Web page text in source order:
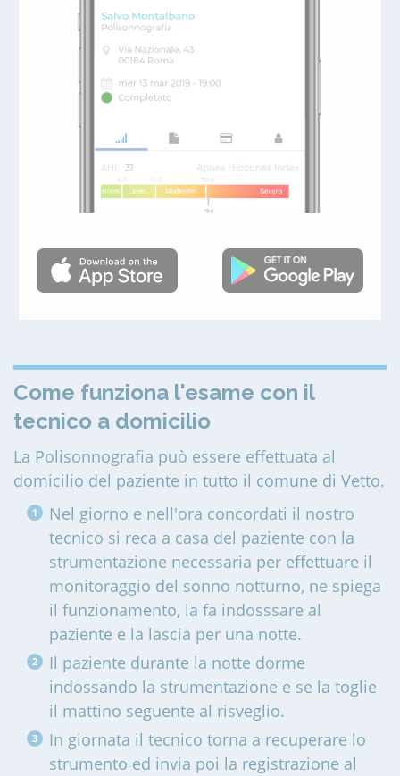
Come funziona l'esame con il
tecnico a domicilio
La Polisonnografia può essere effettuata al
domicilio del paziente in tutto il comune di Vetto.
Nel giorno e nell'ora concordati il nostro
tecnico si reca a casa del paziente con la
strumentazione necessaria per effettuare il
monitoraggio del sonno notturno, ne spiega
il funzionamento, la fa indosssare al
paziente e la lascia per una notte.
Il paziente durante la notte dorme
indossando la strumentazione e se la toglie
il mattino seguente al risveglio.
In giornata il tecnico torna a recuperare lo
strumento ed invia poi la registrazione al